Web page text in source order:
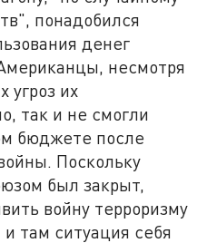
понадобился
денег
несмотря
угроз их
так и не смогли
бюджете после
Поскольку
был закрыт,
войну терроризму
там ситуация себя